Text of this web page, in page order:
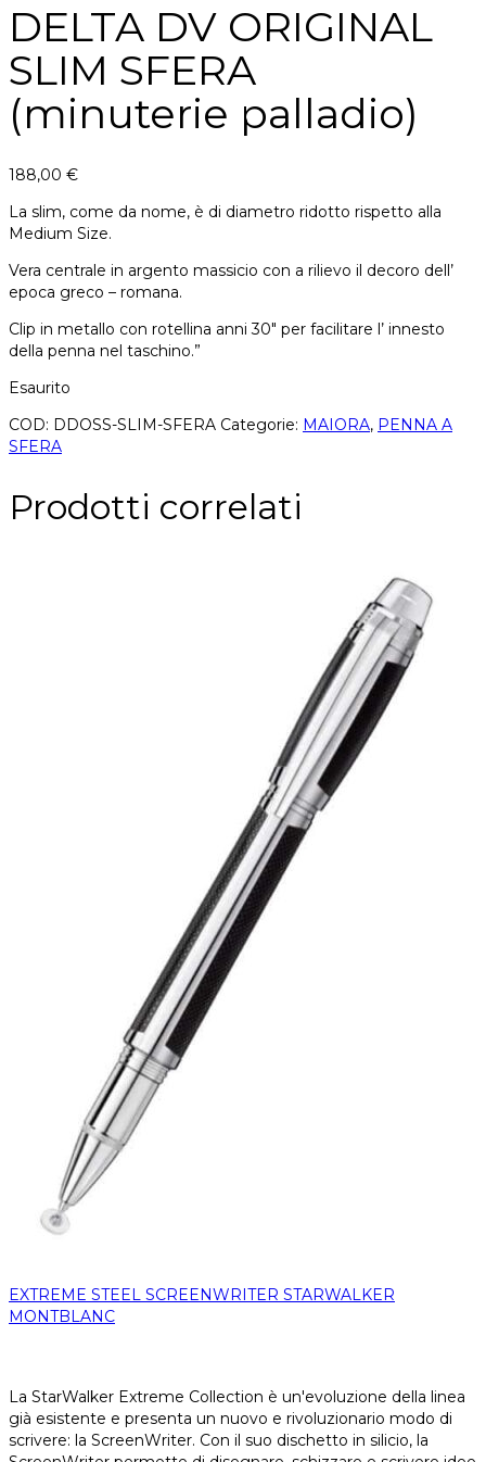
DELTA DV ORIGINAL
SLIM SFERA
(minuterie palladio)
188,00 €
La slim, come da nome, è di diametro ridotto rispetto alla
Medium Size.
Vera centrale in argento massicio con a rilievo il decoro dell’
epoca greco – romana.
Clip in metallo con rotellina anni 30″ per facilitare l’ innesto
della penna nel taschino.”
Esaurito
COD: DDOSS-SLIM-SFERA Categorie: MAIORA, PENNA A
SFERA
Prodotti correlati
EXTREME STEEL SCREENWRITER STARWALKER
MONTBLANC
La StarWalker Extreme Collection è un'evoluzione della linea
già esistente e presenta un nuovo e rivoluzionario modo di
scrivere: la ScreenWriter. Con il suo dischetto in silicio, la